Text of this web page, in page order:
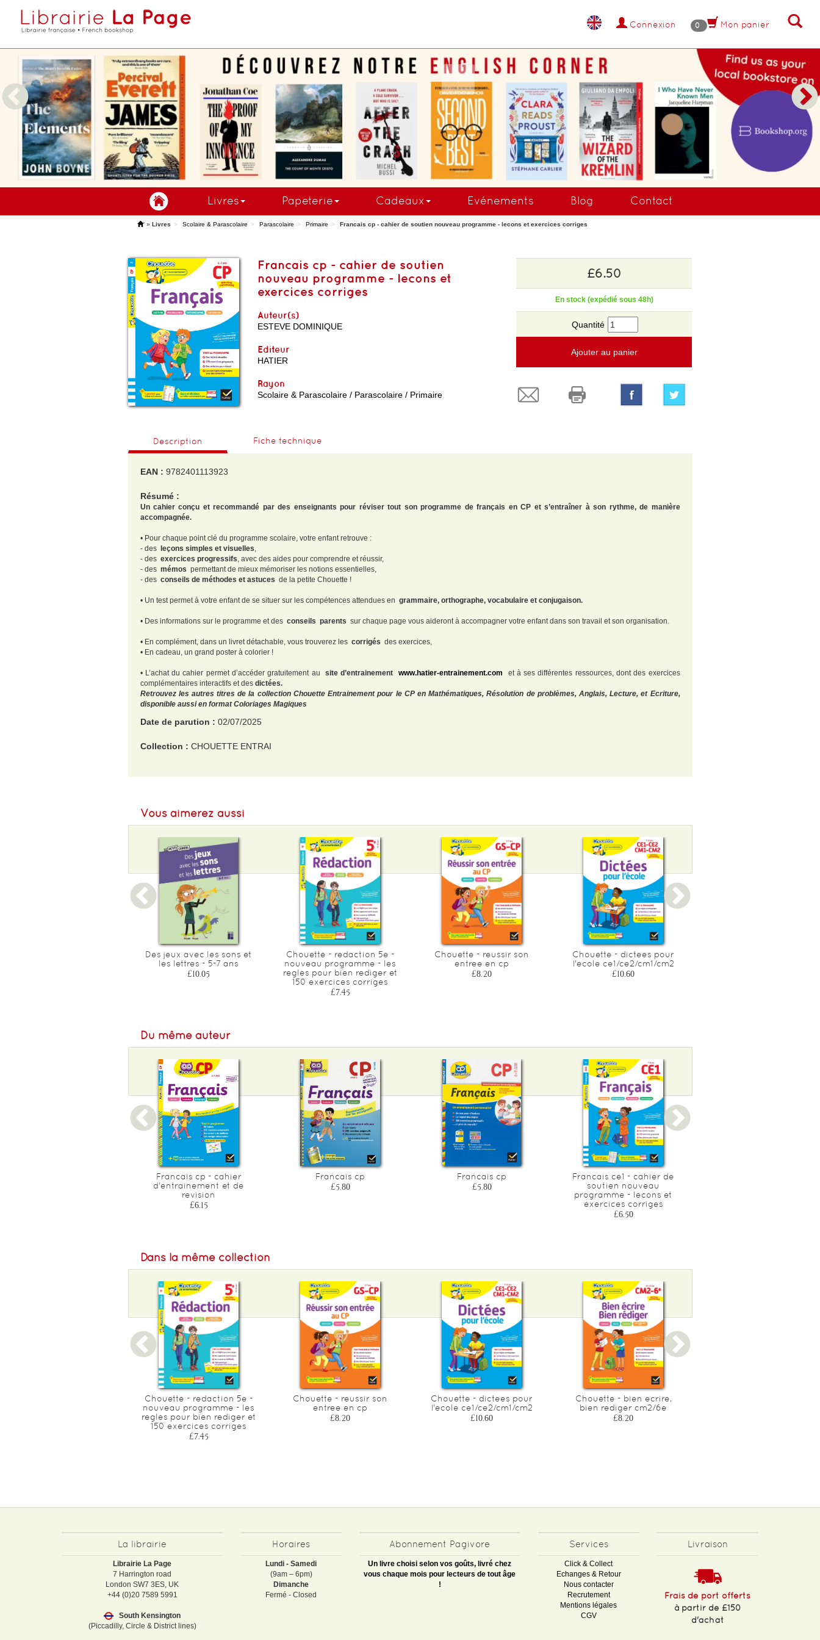
Connexion 0 Mon panier
.
Livres Papeterie Cadeaux Evénements Blog Contact
'» Livres Scolaire & Parascolaire Parascolaire Primaire Francais cp - cahier de soutien nouveau programme - lecons et exercices corriges
Francais cp - cahier de soutien
nouveau programme - lecons et
exercices corriges
Auteur(s)
ESTEVE DOMINIQUE
Editeur
HATIER
Rayon
Scolaire & Parascolaire / Parascolaire / Primaire
£6.50
En stock (expédié sous 48h)
Quantité
Ajouter au panier
Description Fiche technique
EAN : 9782401113923
Résumé :
Un cahier conçu et recommandé par des enseignants pour réviser tout son programme de français en CP et s’entraîner à son rythme, de manière
accompagnée.
• Pour chaque point clé du programme scolaire, votre enfant retrouve :
- des leçons simples et visuelles
- des exercices progressifs , avec des aides pour comprendre et réussir,
- des mémos permettant de mieux mémoriser les notions essentielles,
- des conseils de méthodes et astuces de la petite Chouette !
• Un test permet à votre enfant de se situer sur les compétences attendues en grammaire, orthographe, vocabulaire et conjugaison.
• Des informations sur le programme et des conseils parents sur chaque page vous aideront à accompagner votre enfant dans son travail et son organisation.
• En complément, dans un livret détachable, vous trouverez les corrigés des exercices,
• En cadeau, un grand poster à colorier !
• L’achat du cahier permet d’accéder gratuitement ausite d’entrainement www.hatier-entrainement.com et à ses différentes ressources, dont des exercices
complémentaires interactifs et des dictées.
Retrouvez les autres titres de la collection Chouette Entrainement pour le CP en Mathématiques, Résolution de problèmes, Anglais, Lecture, et Ecriture,
disponible aussi en format Coloriages Magiques
Date de parution : 02/07/2025
Collection : CHOUETTE ENTRAI
Format L :210
Poids :250 g
Vous aimerez aussi
Des jeux avec les sons et
les lettres - 5-7 ans
£10.05
Chouette - redaction 5e -
nouveau programme - les
regles pour bien rediger et
150 exercices corriges
£7.45
Chouette - reussir son
entree en cp
£8.20
Chouette - dictees pour
l'ecole ce1/ce2/cm1/cm2
£10.60
Du même auteur
Francais cp - cahier
d'entrainement et de
revision
£6.15
Francais cp
£5.80
Francais cp
£5.80
Francais ce1 - cahier de
soutien nouveau
programme - lecons et
exercices corriges
£6.50
Dans la même collection
Chouette - redaction 5e -
nouveau programme - les
regles pour bien rediger et
150 exercices corriges
£7.45
Chouette - reussir son
entree en cp
£8.20
Chouette - dictees pour
l'ecole ce1/ce2/cm1/cm2
£10.60
Chouette - bien ecrire,
bien rediger cm2/6e
£8.20
La librairie
Librairie La Page
7 Harrington road
London SW7 3ES, UK
+44 (0)20 7589 5991
South Kensington
(Piccadilly, Circle & District lines)
Horaires
Lundi - Samedi
(9am – 6pm)
Dimanche
Fermé - Closed
Abonnement Pagivore
Un livre choisi selon vos goûts, livré chez
vous chaque mois pour lecteurs de tout âge
!
Services
Click & Collect
Echanges & Retour
Nous contacter
Recrutement
Mentions légales
CGV
Livraison
Frais de port offerts
à partir de £150
d'achat